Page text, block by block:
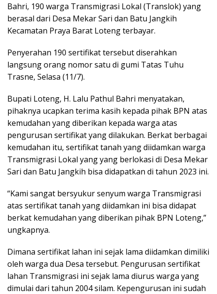
Bahri, 190 warga Transmigrasi Lokal (Translok) yang
berasal dari Desa Mekar Sari dan Batu Jangkih
Kecamatan Praya Barat Loteng terbayar.
Penyerahan 190 sertifikat tersebut diserahkan
langsung orang nomor satu di gumi Tatas Tuhu
Trasne, Selasa (11/7).
Bupati Loteng, H. Lalu Pathul Bahri menyatakan,
pihaknya ucapkan terima kasih kepada pihak BPN atas
kemudahan yang diberikan kepada warga atas
pengurusan sertifikat yang dilakukan. Berkat berbagai
kemudahan itu, sertifikat tanah yang diidamkan warga
Transmigrasi Lokal yang yang berlokasi di Desa Mekar
Sari dan Batu Jangkih bisa didapatkan di tahun 2023 ini.
“Kami sangat bersyukur senyum warga Transmigrasi
atas sertifikat tanah yang diidamkan ini bisa didapat
berkat kemudahan yang diberikan pihak BPN Loteng,”
ungkapnya.
Dimana sertifikat lahan ini sejak lama diidamkan dimiliki
oleh warga dua Desa tersebut. Pengurusan sertifikat
lahan Transmigrasi ini sejak lama diurus warga yang
dimulai dari tahun 2004 silam. Kepengurusan ini sudah